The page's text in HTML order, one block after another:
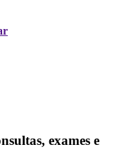
exames e